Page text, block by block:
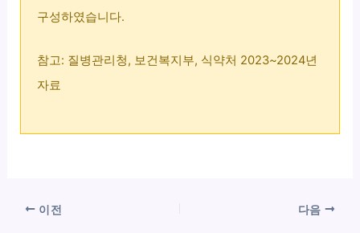
구성하였습니다.
참고: 질병관리청, 보건복지부, 식약처 2023~2024년
자료
이전 다음